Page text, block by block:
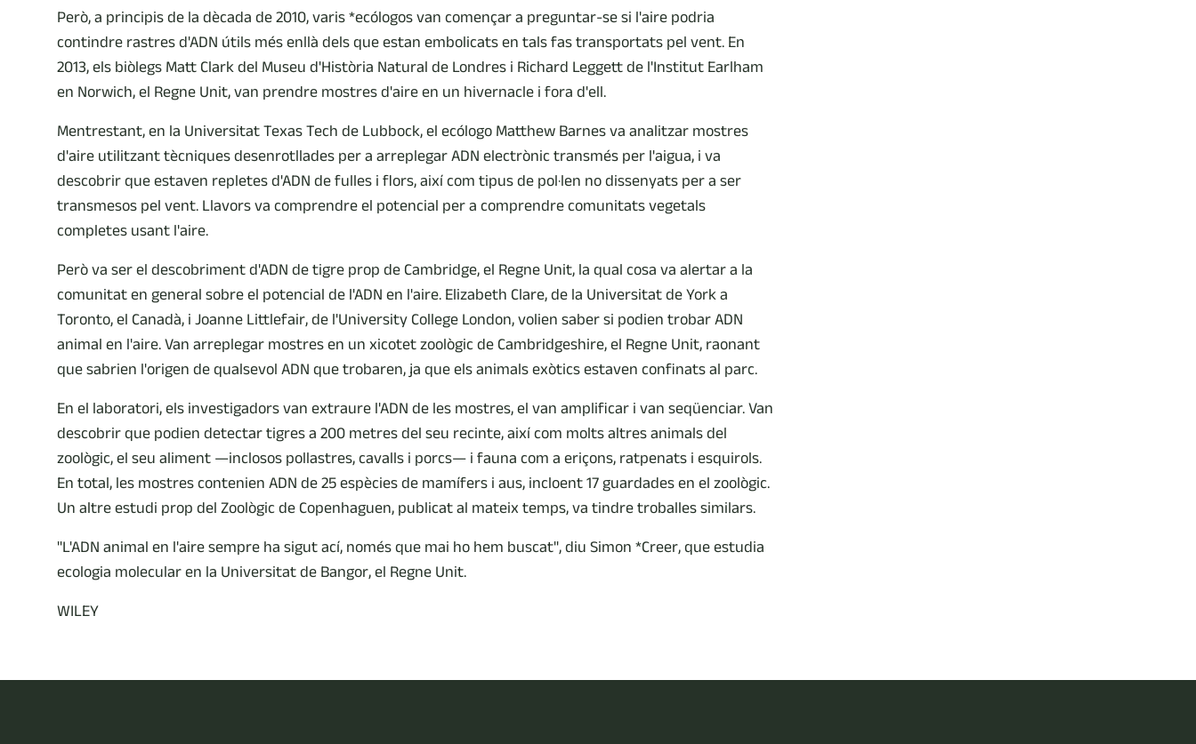
Però, a principis de la dècada de 2010, varis *ecólogos van començar a preguntar-se si l'aire podria
contindre rastres d'ADN útils més enllà dels que estan embolicats en tals fas transportats pel vent. En
2013, els biòlegs Matt Clark del Museu d'Història Natural de Londres i Richard Leggett de l'Institut Earlham
en Norwich, el Regne Unit, van prendre mostres d'aire en un hivernacle i fora d'ell.
Mentrestant, en la Universitat Texas Tech de Lubbock, el ecólogo Matthew Barnes va analitzar mostres
d'aire utilitzant tècniques desenrotllades per a arreplegar ADN electrònic transmés per l'aigua, i va
descobrir que estaven repletes d'ADN de fulles i flors, així com tipus de pol·len no dissenyats per a ser
transmesos pel vent. Llavors va comprendre el potencial per a comprendre comunitats vegetals
completes usant l'aire.
Però va ser el descobriment d'ADN de tigre prop de Cambridge, el Regne Unit, la qual cosa va alertar a la
comunitat en general sobre el potencial de l'ADN en l'aire. Elizabeth Clare, de la Universitat de York a
Toronto, el Canadà, i Joanne Littlefair, de l'University College London, volien saber si podien trobar ADN
animal en l'aire. Van arreplegar mostres en un xicotet zoològic de Cambridgeshire, el Regne Unit, raonant
que sabrien l'origen de qualsevol ADN que trobaren, ja que els animals exòtics estaven confinats al parc.
En el laboratori, els investigadors van extraure l'ADN de les mostres, el van amplificar i van seqüenciar. Van
descobrir que podien detectar tigres a 200 metres del seu recinte, així com molts altres animals del
zoològic, el seu aliment —inclosos pollastres, cavalls i porcs— i fauna com a eriçons, ratpenats i esquirols.
En total, les mostres contenien ADN de 25 espècies de mamífers i aus, incloent 17 guardades en el zoològic.
Un altre estudi prop del Zoològic de Copenhaguen, publicat al mateix temps, va tindre troballes similars.
"L'ADN animal en l'aire sempre ha sigut ací, només que mai ho hem buscat", diu Simon *Creer, que estudia
ecologia molecular en la Universitat de Bangor, el Regne Unit.
WILEY